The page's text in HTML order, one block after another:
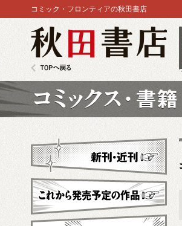
コミック・フロンティアの秋田書店
新刊・近刊
これから発売予定